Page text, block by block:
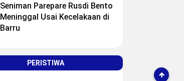
Seniman Parepare Rusdi Bento
Meninggal Usai Kecelakaan di
Barru
PERISTIWA